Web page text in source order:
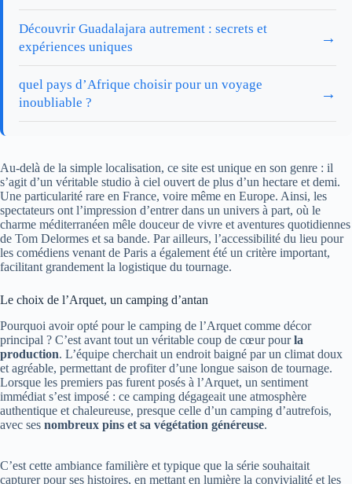
Découvrir Guadalajara autrement : secrets et
expériences uniques
→
quel pays d’Afrique choisir pour un voyage
inoubliable ?
→
Au-delà de la simple localisation, ce site est unique en son genre : il
s’agit d’un véritable studio à ciel ouvert de plus d’un hectare et demi.
Une particularité rare en France, voire même en Europe. Ainsi, les
spectateurs ont l’impression d’entrer dans un univers à part, où le
charme méditerranéen mêle douceur de vivre et aventures quotidiennes
de Tom Delormes et sa bande. Par ailleurs, l’accessibilité du lieu pour
les comédiens venant de Paris a également été un critère important,
facilitant grandement la logistique du tournage.
Le choix de l’Arquet, un camping d’antan
Pourquoi avoir opté pour le camping de l’Arquet comme décor
principal ? C’est avant tout un véritable coup de cœur pourla
production. L’équipe cherchait un endroit baigné par un climat doux
et agréable, permettant de profiter d’une longue saison de tournage.
Lorsque les premiers pas furent posés à l’Arquet, un sentiment
immédiat s’est imposé : ce camping dégageait une atmosphère
authentique et chaleureuse, presque celle d’un camping d’autrefois,
avec ses nombreux pins et sa végétation généreuse.
C’est cette ambiance familière et typique que la série souhaitait
capturer pour ses histoires, en mettant en lumière la convivialité et les